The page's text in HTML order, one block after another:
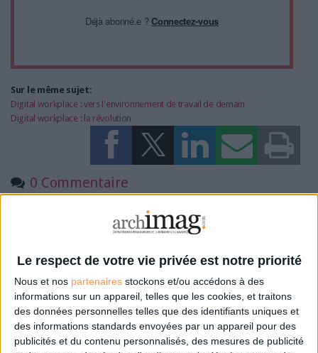
Le respect de votre vie privée est notre priorité
Nous et nos partenaires stockons et/ou accédons à des
informations sur un appareil, telles que les cookies, et traitons
des données personnelles telles que des identifiants uniques et
des informations standards envoyées par un appareil pour des
publicités et du contenu personnalisés, des mesures de publicité
Déjà abonné.e ?Connectez-vous
Sur le même sujet:
Digital workplace : vers l'environnement de travail de demain
Digital workplace : la révolution
0 Commentaire
Connectez-vous inscrivez-vous pour publier un commentaire
À LIRE SUR ARCHIMAG